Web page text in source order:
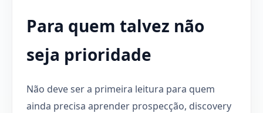
Para quem talvez não
seja prioridade
Não deve ser a primeira leitura para quem
ainda precisa aprender prospecção, discovery